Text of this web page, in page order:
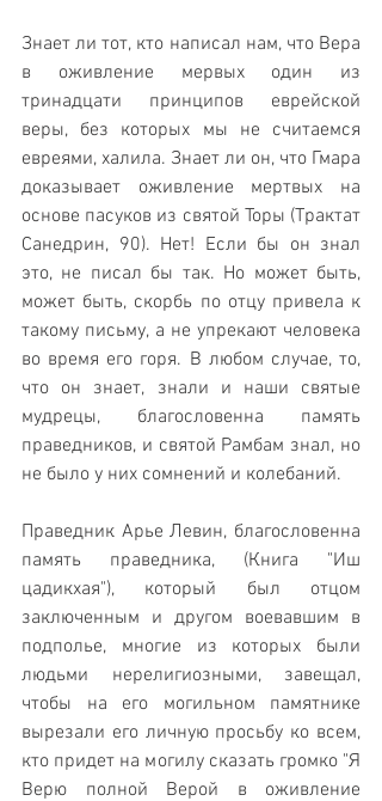
Знает ли тот, кто написал нам, что Вера
в оживление мервых один из
тринадцати принципов еврейской
веры, без которых мы не считаемся
евреями, халила. Знает ли он, что Гмара
доказывает оживление мертвых на
основе пасуков из святой Торы (Трактат
Санедрин, 90). Нет! Если бы он знал
это, не писал бы так. Но может быть,
может быть, скорбь по отцу привела к
такому письму, а не упрекают человека
во время его горя. В любом случае, то,
что он знает, знали и наши святые
мудрецы, благословенна память
праведников, и святой Рамбам знал, но
не было у них сомнений и колебаний.
Праведник Арье Левин, благословенна
память праведника, (Книга "Иш
цадикхая"), который был отцом
заключенным и другом воевавшим в
подполье, многие из которых были
людьми нерелигиозными, завещал,
чтобы на его могильном памятнике
вырезали его личную просьбу ко всем,
кто придет на могилу сказать громко "Я
Верю полной Верой в оживление